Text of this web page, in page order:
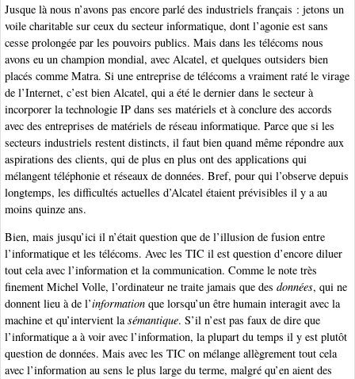
Jusque là nous n’avons pas encore parlé des industriels français : jetons un
voile charitable sur ceux du secteur informatique, dont l’agonie est sans
cesse prolongée par les pouvoirs publics. Mais dans les télécoms nous
avons eu un champion mondial, avec Alcatel, et quelques outsiders bien
placés comme Matra. Si une entreprise de télécoms a vraiment raté le virage
de l’Internet, c’est bien Alcatel, qui a été le dernier dans le secteur à
incorporer la technologie IP dans ses matériels et à conclure des accords
avec des entreprises de matériels de réseau informatique. Parce que si les
secteurs industriels restent distincts, il faut bien quand même répondre aux
aspirations des clients, qui de plus en plus ont des applications qui
mélangent téléphonie et réseaux de données. Bref, pour qui l’observe depuis
longtemps, les difficultés actuelles d’Alcatel étaient prévisibles il y a au
moins quinze ans.
Bien, mais jusqu’ici il n’était question que de l’illusion de fusion entre
l’informatique et les télécoms. Avec les TIC il est question d’encore diluer
tout cela avec l’information et la communication. Comme le note très
finement Michel Volle, l’ordinateur ne traite jamais que des données, qui ne
donnent lieu à de l’information que lorsqu’un être humain interagit avec la
machine et qu’intervient lasémantique. S’il n’est pas faux de dire que
l’informatique a à voir avec l’information, la plupart du temps il y est plutôt
question de données. Mais avec les TIC on mélange allègrement tout cela
avec l’information au sens le plus large du terme, malgré qu’en aient des